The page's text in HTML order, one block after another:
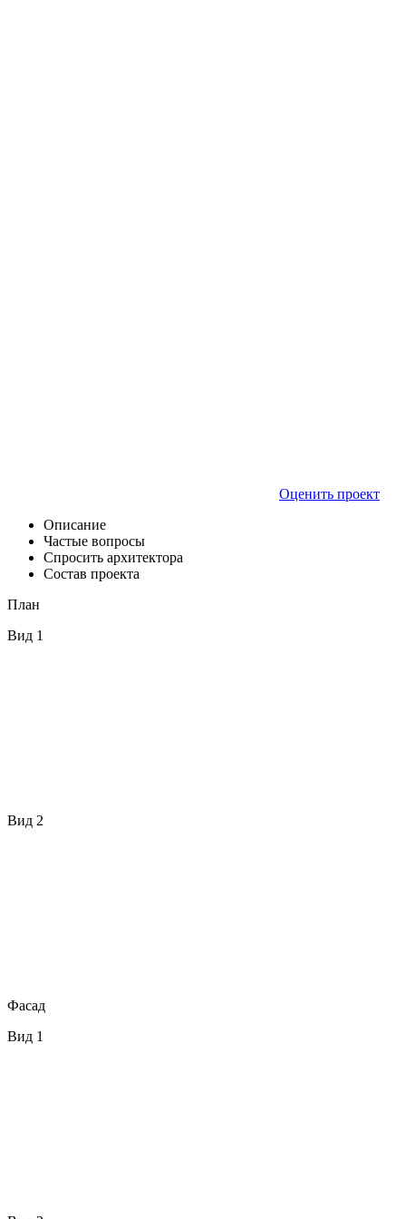
Оценить проект
Описание
Частые вопросы
Спросить архитектора
Состав проекта
План
Вид 1
Вид 2
Фасад
Вид 1